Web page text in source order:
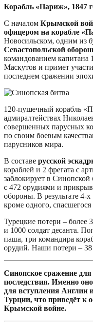
Корабль «Париж», 1847
С началом Крымской
офицером на корабле
Новосильском, одним из
Севастопольской
командованием
Маскутов и примет
последнем сражении
120-пушечный корабль
адмиралтействах
совершенных парусных
по своим боевым
парусников мира.
В составе русской
кораблей и 2 фрегата с
заблокирует в Синопской
с 472 орудиями и
обороны. В результате 4-х
кроме одного,
Турецкие потери –
и 1000 солдат десанта.
паша, три командира
орудий. Наши потери –
Синопское сражение
последствия. Именно
для вступления Англии
Турции, что приведёт к
Крымской войне.